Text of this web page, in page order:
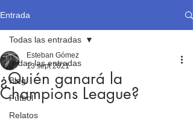
Entrada
Todas las entradas
Blog
Fútbol
Relatos
Todas las entradas
¿Quién ganará la
Champions League?
Esteban Gómez
13 sept 2021